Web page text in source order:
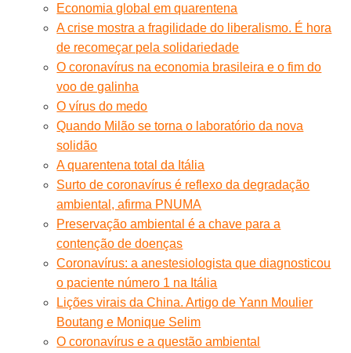
Economia global em quarentena
A crise mostra a fragilidade do liberalismo. É hora
de recomeçar pela solidariedade
O coronavírus na economia brasileira e o fim do
voo de galinha
O vírus do medo
Quando Milão se torna o laboratório da nova
solidão
A quarentena total da Itália
Surto de coronavírus é reflexo da degradação
ambiental, afirma PNUMA
Preservação ambiental é a chave para a
contenção de doenças
Coronavírus: a anestesiologista que diagnosticou
o paciente número 1 na Itália
Lições virais da China. Artigo de Yann Moulier
Boutang e Monique Selim
O coronavírus e a questão ambiental